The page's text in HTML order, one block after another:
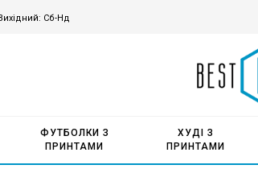
Сб-Нд
ФУТБОЛКИ З
ПРИНТАМИ
ХУДІ З
ПРИНТАМИ